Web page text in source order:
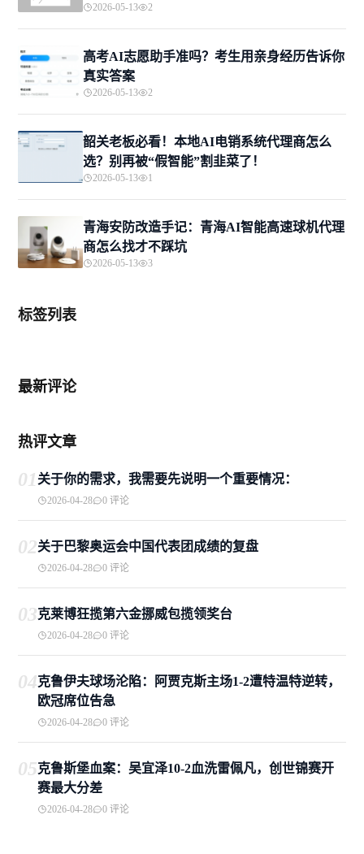
2026-05-13 2
高考AI志愿助手准吗？考生用亲身经历告诉你
真实答案
2026-05-13 2
韶关老板必看！本地AI电销系统代理商怎么
选？别再被“假智能”割韭菜了！
2026-05-13 1
青海安防改造手记：青海AI智能高速球机代理
商怎么找才不踩坑
2026-05-13 3
标签列表
最新评论
热评文章
01关于你的需求，我需要先说明一个重要情况：
2026-04-28 0 评论
02关于巴黎奥运会中国代表团成绩的复盘
2026-04-28 0 评论
03克莱博狂揽第六金挪威包揽领奖台
2026-04-28 0 评论
04克鲁伊夫球场沦陷：阿贾克斯主场1-2遭特温特逆转，
欧冠席位告急
2026-04-28 0 评论
05克鲁斯堡血案：吴宜泽10-2血洗雷佩凡，创世锦赛开
赛最大分差
2026-04-28 0 评论